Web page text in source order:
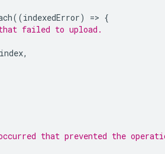
((indexedError) => {
failed to upload.
index,
that prevented the